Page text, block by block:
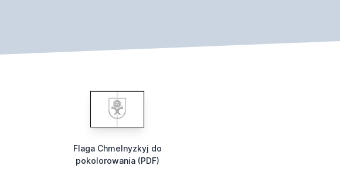
Flaga Chmelnyzkyj do
pokolorowania (PDF)